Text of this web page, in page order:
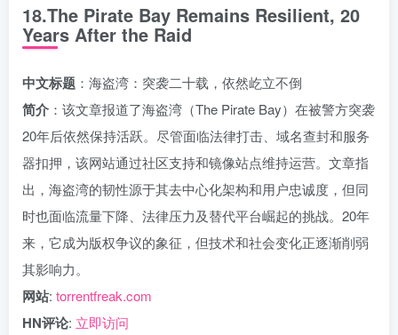
18.The Pirate Bay Remains Resilient, 20
Years After the Raid
中文标题 ：海盗湾：突袭二十载，依然屹立不倒
简介 ：该文章报道了海盗湾（The Pirate Bay）在被警方突袭
20年后依然保持活跃。尽管面临法律打击、域名查封和服务
器扣押，该网站通过社区支持和镜像站点维持运营。文章指
出，海盗湾的韧性源于其去中心化架构和用户忠诚度，但同
时也面临流量下降、法律压力及替代平台崛起的挑战。20年
来，它成为版权争议的象征，但技术和社会变化正逐渐削弱
其影响力。
网站: torrentfreak.com
HN评论: 立即访问